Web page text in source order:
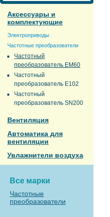
Аксессуары и
комплектующие
Электроприводы
Частотные преобразователи
Частотный
преобразователь EM60
Частотный
преобразователь E102
Частотный
преобразователь SN200
Вентиляция
Автоматика для
вентиляции
Увлажнители воздуха
Все марки
Частотные
преобразователи